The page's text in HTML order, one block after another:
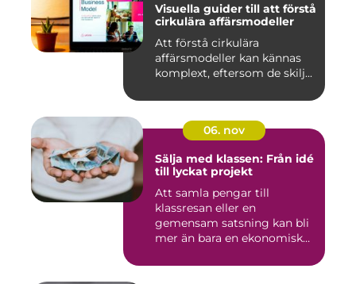
Visuella guider till att förstå
cirkulära affärsmodeller
Att förstå cirkulära
affärsmodeller kan kännas
komplext, eftersom de skilj...
06. nov
Sälja med klassen: Från idé
till lyckat projekt
Att samla pengar till
klassresan eller en
gemensam satsning kan bli
mer än bara en ekonomisk